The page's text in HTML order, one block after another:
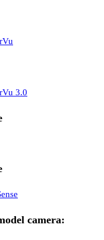
3.0
camera: